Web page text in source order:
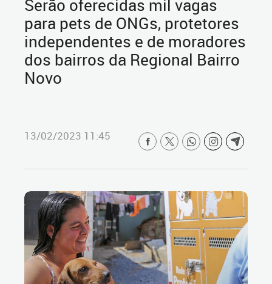
Serão oferecidas mil vagas
para pets de ONGs, protetores
independentes e de moradores
dos bairros da Regional Bairro
Novo
13/02/2023 11:45